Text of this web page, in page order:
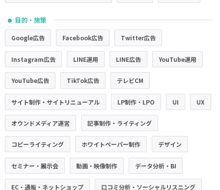
● 目的・施策
Google広告 Facebook広告 Twitter広告
Instagram広告 LINE運用 LINE広告 YouTube運用
YouTube広告 TikTok広告 テレビCM
サイト制作・サイトリニューアル LP制作・LPO UI UX
オウンドメディア運営 記事制作・ライティング
コピーライティング ホワイトペーパー制作 デザイン
セミナー・展示会 動画・映像制作 データ分析・BI
EC・通販・ネットショップ 口コミ分析・ソーシャルリスニング